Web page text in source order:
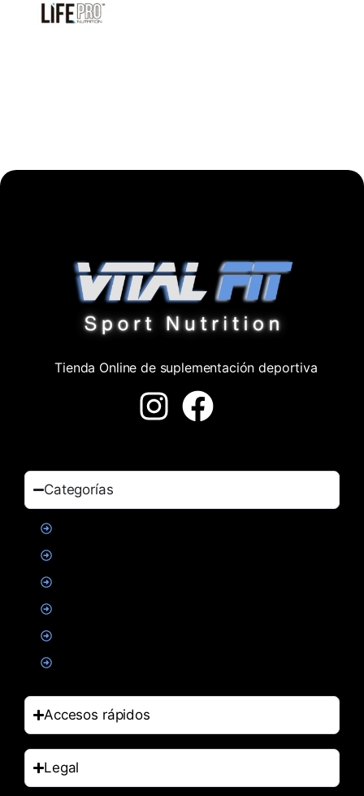
Tienda Online de suplementación deportiva
Categorías
Accesos rápidos
Legal